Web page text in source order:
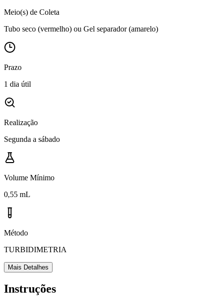
Meio(s) de Coleta
Tubo seco (vermelho) ou Gel separador (amarelo)
Prazo
1 dia útil
Realização
Segunda a sábado
Volume Mínimo
0,55 mL
Método
TURBIDIMETRIA
Mais Detalhes
Instruções